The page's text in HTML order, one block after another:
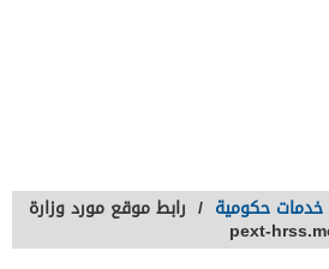
خدمات حكومية / رابط موقع مورد وزارة